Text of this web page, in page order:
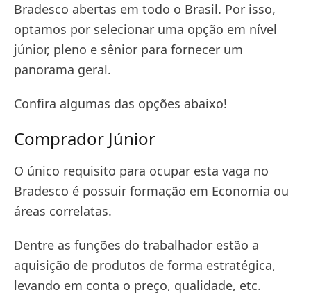
Bradesco abertas em todo o Brasil. Por isso,
optamos por selecionar uma opção em nível
júnior, pleno e sênior para fornecer um
panorama geral.
Confira algumas das opções abaixo!
Comprador Júnior
O único requisito para ocupar esta vaga no
Bradesco é possuir formação em Economia ou
áreas correlatas.
Dentre as funções do trabalhador estão a
aquisição de produtos de forma estratégica,
levando em conta o preço, qualidade, etc.